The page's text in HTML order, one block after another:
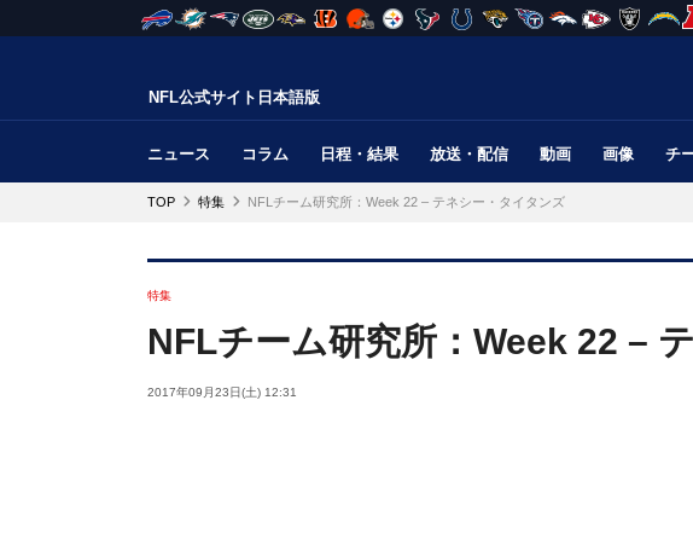
NFL公式サイト日本語版
ニュース コラム 日程・結果 放送・配信 動画 画像 チ
TOP 特集 NFLチーム研究所：Week 22 – テネシー・タイタンズ
特集
NFLチーム研究所：Week 22 –
2017年09月23日(土) 12:31